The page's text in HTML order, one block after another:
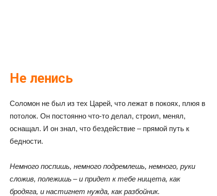
Не ленись
Соломон не был из тех Царей, что лежат в покоях, плюя в
потолок. Он постоянно что-то делал, строил, менял,
оснащал. И он знал, что бездействие – прямой путь к
бедности.
Немного поспишь, немного подремлешь, немного, руки
сложив, полежишь – и придет к тебе нищета, как
бродяга, и настигнет нужда, как разбойник.